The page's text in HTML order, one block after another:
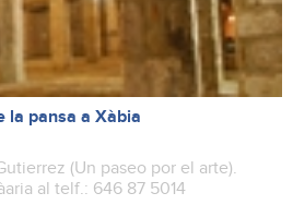
la pansa a Xàbia
(Un paseo por el arte).
al telf.: 646 87 5014